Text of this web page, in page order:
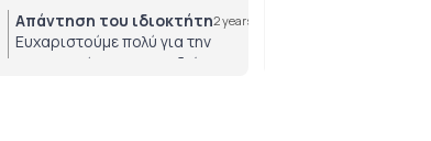
εξυπηρετηση.
Απάντηση του ιδιοκτήτη2 years ago
Ευχαριστούμε πολύ για την
εμπιστοσύνη που μας δείχνετε!